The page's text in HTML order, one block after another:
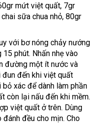
mứt việt quất, 7gr
sữa chua nhỏ, 80gr
với bơ nóng chảy nướng
phút. Nhấn nhẹ vào
đường một ít nước và
đến khi việt quất
xác để dành làm phần
còn lại nấu đến khi mềm.
việt quất ở trên. Dùng
đều cho mịn. Cho